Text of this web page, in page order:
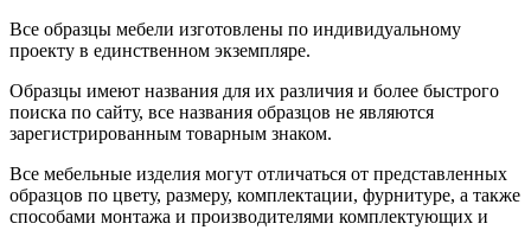
Все образцы мебели изготовлены по индивидуальному
проекту в единственном экземпляре.
Образцы имеют названия для их различия и более быстрого
поиска по сайту, все названия образцов не являются
зарегистрированным товарным знаком.
Все мебельные изделия могут отличаться от представленных
образцов по цвету, размеру, комплектации, фурнитуре, а также
способами монтажа и производителями комплектующих и